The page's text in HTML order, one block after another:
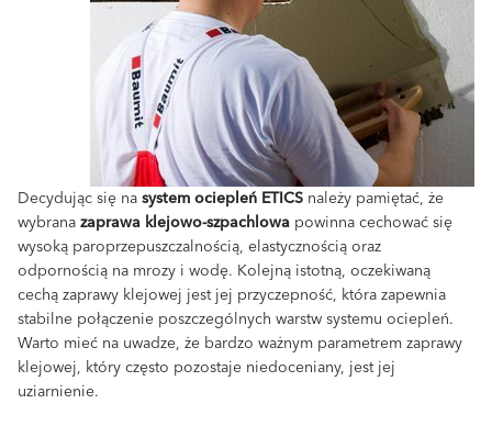
Decydując się nasystem ociepleń ETICS należy pamiętać, że
wybranazaprawa klejowo-szpachlowa powinna cechować się
wysoką paroprzepuszczalnością, elastycznością oraz
odpornością na mrozy i wodę. Kolejną istotną, oczekiwaną
cechą zaprawy klejowej jest jej przyczepność, która zapewnia
stabilne połączenie poszczególnych warstw systemu ociepleń.
Warto mieć na uwadze, że bardzo ważnym parametrem zaprawy
klejowej, który często pozostaje niedoceniany, jest jej
uziarnienie.